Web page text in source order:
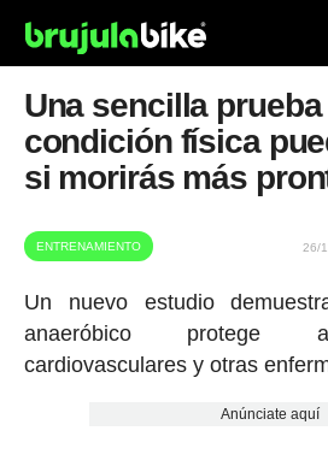
Una sencilla prueba
condición física
si morirás más
ENTRENAMIENTO 26/
Un nuevo estudio
anaeróbico protege
cardiovasculares y otras
Anúnciate aquí